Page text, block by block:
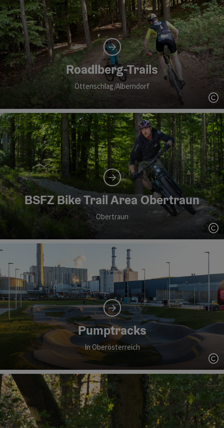
Roadlberg-Trails
Ottenschlag/Alberndorf
BSFZ Bike Trail Area Obertraun
Obertraun
Pumptracks
In Oberösterreich